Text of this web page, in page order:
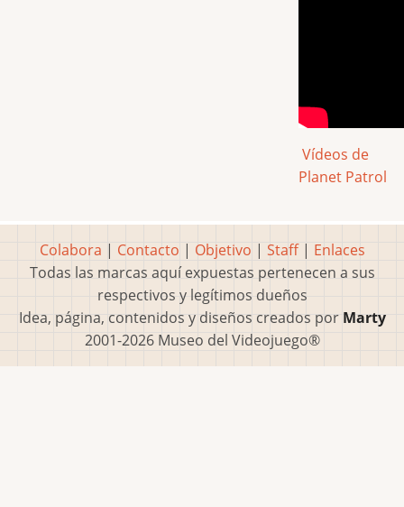
Vídeos de
Planet Patrol
Colabora | Contacto | Objetivo | Staff| Enlaces
Todas las marcas aquí expuestas pertenecen a sus
respectivos y legítimos dueños
Idea, página, contenidos y diseños creados por Marty
2001-2026 Museo del Videojuego®